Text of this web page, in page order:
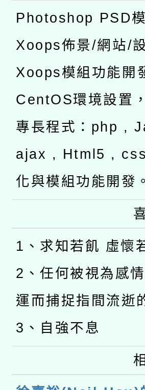
Photoshop PSD
Xoops佈景/網站/
Xoops模組功能開
CentOS環境設置
專長程式：php ,
ajax , Html5 ,
化與模組功能開發。
1、求知若飢 虛懷
2、任何被視為感
運而捕捉指間流逝
3、自強不息